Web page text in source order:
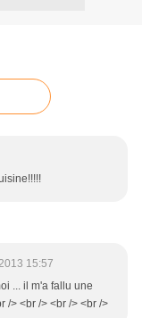
15:57
... il m'a fallu une
/> <br /> <br /> <br />